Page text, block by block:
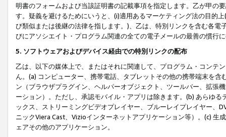
明書のフォームおよび当該証明書の記載事項を指定します。乙が甲の
す。疑義を避けるためにいうと、(i)適用あるマーケティング法の目的
び類似または後継の法律を指します。)、乙は、特別リンクを含む各
びにアソシエイト・プログラム関連の全ての電子メールの最善の慣行
5. ソフトウェアおよびデバイス経由での特別リンクの配布
乙は、以下の媒体上で、またはそれに関連して、プログラム・コンテ
ん。(a) コンピューター、携帯電話、タブレットその他の携帯端末を
ン（ブラウザプラグイン、ヘルパーオブジェクト、ツールバー、拡張
ーション）。ただし、承認モバイル・アプリは除きます。(b) あらゆ
ックス、ストリーミングビデオプレイヤー、ブルーレイプレイヤー、
ニックViera Cast、Vizioインターネットアプリケーション等）。(c)
ェアその他のアプリケーション。